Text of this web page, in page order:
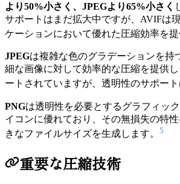
より50%小さく、JPEGより65%小さく
サポートはまだ拡大中ですが、AVIFは
ケーションにおいて優れた圧縮効率を提
JPEGは複雑な色のグラデーションを持
細な画像に対して効率的な圧縮を提供
ートされていますが、透明性のサポート
PNGは透明性を必要とするグラフィッ
イコンに優れており、その無損失の特
きなファイルサイズを生成します。 5
重要な圧縮技術